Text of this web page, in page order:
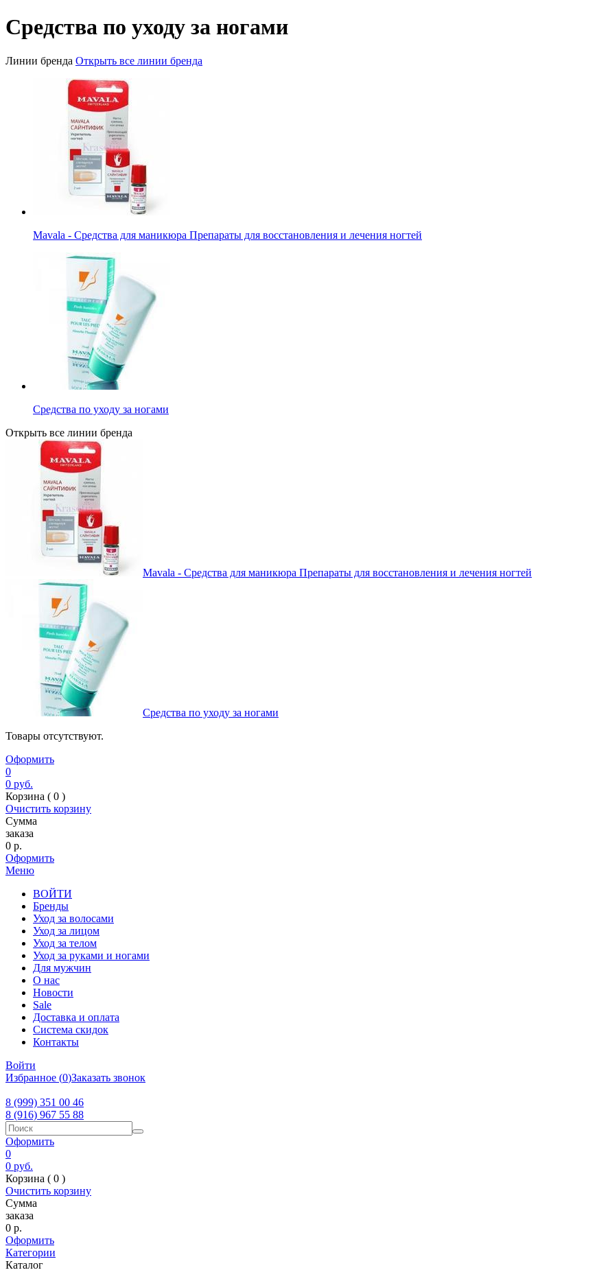
Средства по уходу за ногами
Линии бренда Открыть все линии бренда
Mavala - Средства для маникюра Препараты для восстановления и лечения ногтей
Средства по уходу за ногами
Открыть все линии бренда
Mavala - Средства для маникюра Препараты для восстановления и лечения ногтей
Средства по уходу за ногами
Товары отсутствуют.
Оформить
0
0 руб.
Корзина ( 0 )
Очистить корзину
Сумма
заказа
0 р.
Оформить
Меню
ВОЙТИ
Бренды
Уход за волосами
Уход за лицом
Уход за телом
Уход за руками и ногами
Для мужчин
О нас
Новости
Sale
Доставка и оплата
Система скидок
Контакты
Войти
Избранное (0)Заказать звонок
8 (999) 351 00 46
8 (916) 967 55 88
Оформить
0
0 руб.
Корзина ( 0 )
Очистить корзину
Сумма
заказа
0 р.
Оформить
Категории
Каталог